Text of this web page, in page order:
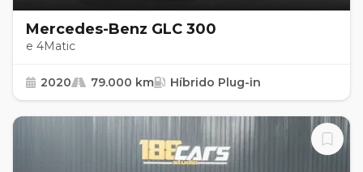
Mercedes-Benz GLC 300
e 4Matic
2020 79.000 km Híbrido Plug-in